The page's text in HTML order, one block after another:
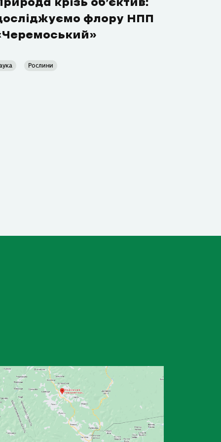
крізь об’єктив:
флору НПП
Рослини